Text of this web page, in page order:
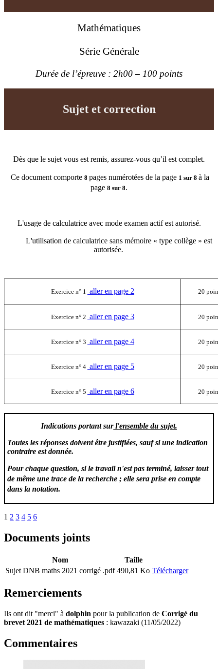
Mathématiques
Série Générale
Durée de l’épreuve : 2h00 – 100 points
Sujet et correction
Dès que le sujet vous est remis, assurez-vous qu’il est complet.
Ce document comporte 8 pages numérotées de la page 1 sur 8 à la
page 8 sur 8.
L'usage de calculatrice avec mode examen actif est autorisé.
L'utilisation de calculatrice sans mémoire « type collège » est
autorisée.
Exercice n° 1 aller en page 2 20
Exercice n° 2 aller en page 3 20
Exercice n° 3 aller en page 4 20
Exercice n° 4 aller en page 5 20
Exercice n° 5 aller en page 6 20
Indications portant surl'ensemble du sujet.
Toutes les réponses doivent être justifiées, sauf si une indication
contraire est donnée.
Pour chaque question, si le travail n'est pas terminé, laisser tout
de même une trace de la recherche ; elle sera prise en compte
dans la notation.
1 2 3 4 5 6
Documents joints
Nom
Taille
Sujet DNB maths 2021 corrigé .pdf 490,81 Ko Télécharger
Remerciements
Ils ont dit "merci" à dolphin pour la publication de Corrigé du
brevet 2021 de mathématiques : kawazaki (11/05/2022)
Commentaires